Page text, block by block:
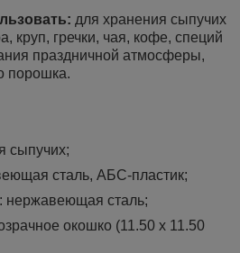
для хранения сыпучих
круп, гречки, чая, кофе, специй
праздничной атмосферы,
порошка.
сыпучих;
сталь, АБС-пластик;
нержавеющая сталь;
окошко (11.50 х 11.50